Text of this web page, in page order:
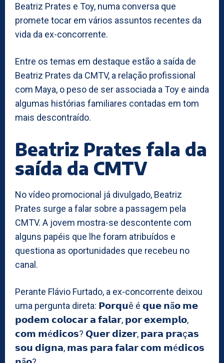
Beatriz Prates e Toy, numa conversa que
promete tocar em vários assuntos recentes da
vida da ex-concorrente.
Entre os temas em destaque estão a saída de
Beatriz Prates da CMTV, a relação profissional
com Maya, o peso de ser associada a Toy e ainda
algumas histórias familiares contadas em tom
mais descontraído.
Beatriz Prates fala da
saída da CMTV
No vídeo promocional já divulgado, Beatriz
Prates surge a falar sobre a passagem pela
CMTV. A jovem mostra-se descontente com
alguns papéis que lhe foram atribuídos e
questiona as oportunidades que recebeu no
canal.
Perante Flávio Furtado, a ex-concorrente deixou
uma pergunta direta: 𝗣𝗼𝗿𝗾𝘂ê é 𝗾𝘂𝗲 𝗻ã𝗼 𝗺𝗲
𝗽𝗼𝗱𝗲𝗺 𝗰𝗼𝗹𝗼𝗰𝗮𝗿 𝗮 𝗳𝗮𝗹𝗮𝗿, 𝗽𝗼𝗿 𝗲𝘅𝗲𝗺𝗽𝗹𝗼,
𝗰𝗼𝗺 𝗺é𝗱𝗶𝗰𝗼𝘀? 𝗤𝘂𝗲𝗿 𝗱𝗶𝘇𝗲𝗿, 𝗽𝗮𝗿𝗮 𝗽𝗿𝗮ç𝗮𝘀
𝘀𝗼𝘂 𝗱𝗶𝗴𝗻𝗮, 𝗺𝗮𝘀 𝗽𝗮𝗿𝗮 𝗳𝗮𝗹𝗮𝗿 𝗰𝗼𝗺 𝗺é𝗱𝗶𝗰𝗼𝘀